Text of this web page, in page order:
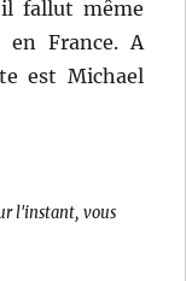
il fallut même
en France. A
est Michael
l'instant, vous